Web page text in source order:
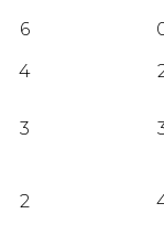
6
4
3
2